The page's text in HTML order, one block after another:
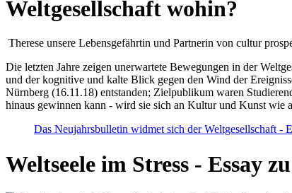
Weltgesellschaft wohin?
Therese unsere Lebensgefährtin und Partnerin von cultur
Die letzten Jahre zeigen unerwartete Bewegungen in der
und der kognitive und kalte Blick gegen den Wind der
Nürnberg (16.11.18) entstanden; Zielpublikum waren
hinaus gewinnen kann - wird sie sich an Kultur und Kunst wie
Das Neujahrsbulletin widmet sich der Weltgesellschaft -
Weltseele im Stress - Essay